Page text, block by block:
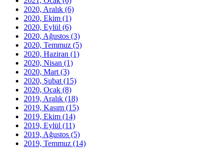
2020, Aralık (6)
2020, Ekim (1)
2020, Eylül (6)
2020, Ağustos (3)
2020, Temmuz (5)
2020, Haziran (1)
2020, Nisan (1)
2020, Mart (3)
2020, Şubat (15)
2020, Ocak (8)
2019, Aralık (18)
2019, Kasım (15)
2019, Ekim (14)
2019, Eylül (11)
2019, Ağustos (5)
2019, Temmuz (14)